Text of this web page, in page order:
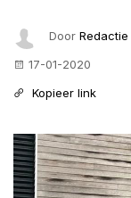
Door Redactie
17-01-2020
Kopieer link